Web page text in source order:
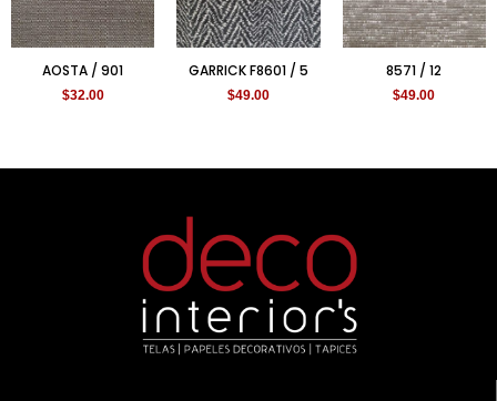
AOSTA / 901
$32.00
GARRICK F8601 / 5
$49.00
8571 / 12
$49.00